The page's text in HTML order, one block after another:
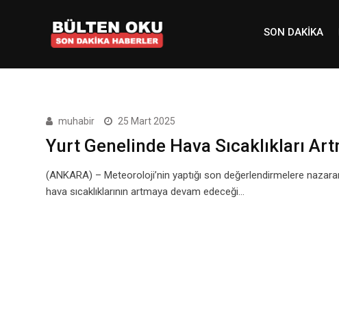
SON DAKIKA
muhabir 25 Mart 2025
Yurt Genelinde Hava Sıcaklıkları
(ANKARA) – Meteoroloji’nin yaptığı son değerlendirmelere
hava sıcaklıklarının artmaya devam edeceği…